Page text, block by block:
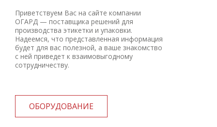
Приветствуем Вас на сайте компании
ОГАРД — поставщика ⁠решений для
производства этикетки и упаковки.
Надеемся, что представленная информация
будет для вас полезной, а ваше знакомство
с ней приведет к взаимовыгодному
сотрудничеству.
ОБОРУДОВАНИЕ